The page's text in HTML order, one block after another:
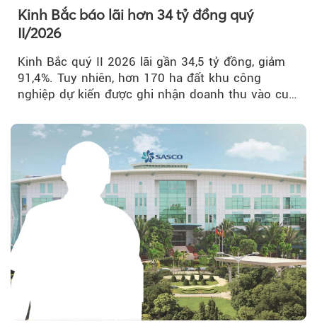
Kinh Bắc báo lãi hơn 34 tỷ đồng quý
II/2026
Kinh Bắc quý II 2026 lãi gần 34,5 tỷ đồng, giảm
91,4%. Tuy nhiên, hơn 170 ha đất khu công
nghiệp dự kiến được ghi nhận doanh thu vào cuối